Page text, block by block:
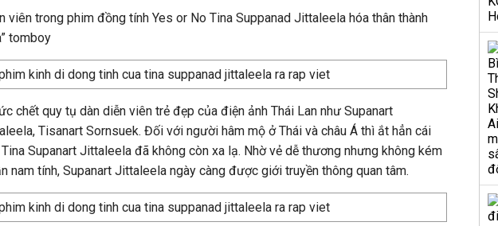
viên trong phim đồng tính Yes or No Tina Suppanad Jittaleela hóa thân thành
tomboy
chết quy tụ dàn diễn viên trẻ đẹp của điện ảnh Thái Lan như Supanart
Tisanart Sornsuek. Đối với người hâm mộ ở Thái và châu Á thì ắt hẳn cái
Supanart Jittaleela đã không còn xa lạ. Nhờ vẻ dễ thương nhưng không kém
nam tính, Supanart Jittaleela ngày càng được giới truyền thông quan tâm.